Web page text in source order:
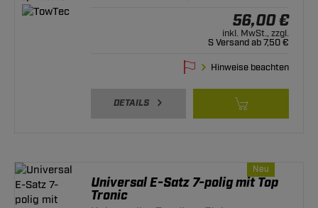
56,00 €
inkl. MwSt., zzgl.
S Versand ab 7,50 €
Hinweise beachten
DETAILS
Neu
Universal E-Satz 7-polig mit Top
Tronic